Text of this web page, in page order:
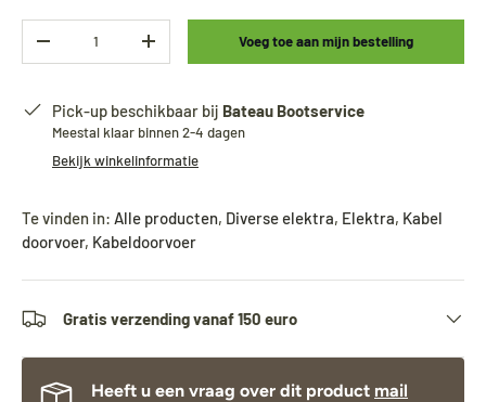
-
+ Voeg toe aan mijn bestelling
Pick-up beschikbaar bij Bateau Bootservice
Meestal klaar binnen 2-4 dagen
Bekijk winkelinformatie
Te vinden in: Alle producten, Diverse elektra, Elektra, Kabel
doorvoer, Kabeldoorvoer
Gratis verzending vanaf 150 euro
Heeft u een vraag over dit product mail